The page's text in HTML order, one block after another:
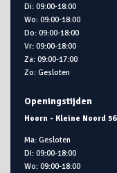
Di: 09:00-18:00
Wo: 09:00-18:00
Do: 09:00-18:00
Vr: 09:00-18:00
Za: 09:00-17:00
Zo: Gesloten
Openingstijden
Hoorn - Kleine Noord 56
Ma: Gesloten
Di: 09:00-18:00
Wo: 09:00-18:00